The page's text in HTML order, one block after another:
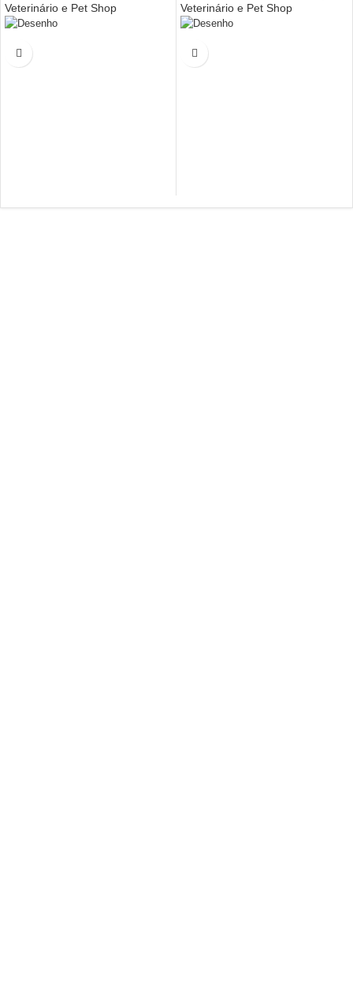
Veterinário e Pet Shop
Veterinário e Pet Shop